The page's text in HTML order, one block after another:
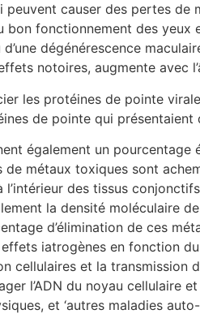
causer des pertes
fonctionnement des yeux
dégénérescence
notoires, augmente avec
les protéines de pointe
de pointe qui
également un pourcentage
métaux toxiques sont
des tissus
la densité moléculaire
d’élimination de ces
iatrogènes en fonction
cellulaires et la transmission
l’ADN du noyau cellulaire
et ‘autres maladies